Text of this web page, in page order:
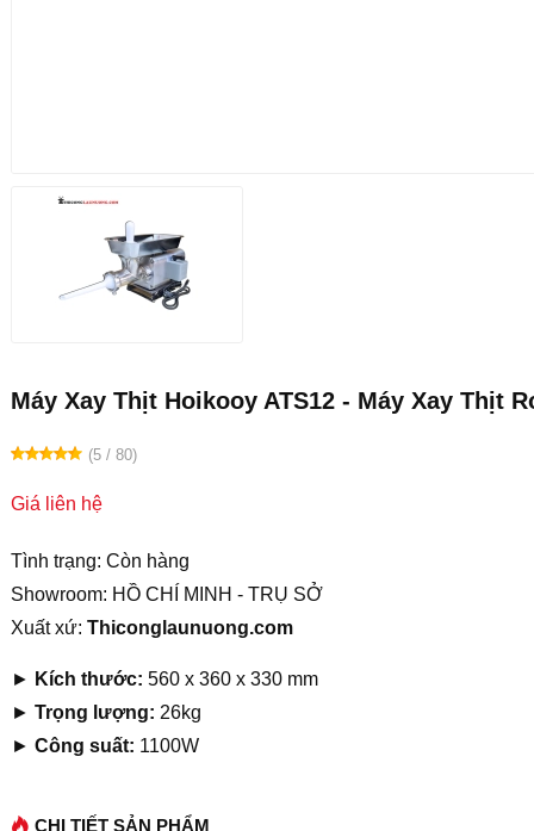
Máy Xay Thịt Hoikooy ATS12 - Máy Xay Thịt
(5 / 80)
Giá liên hệ
Tình trạng: Còn hàng
Showroom: HỒ CHÍ MINH - TRỤ SỞ
Xuất xứ: Thiconglaunuong.com
► Kích thước: 560 x 360 x 330 mm
► Trọng lượng: 26kg
► Công suất: 1100W
CHI TIẾT SẢN PHẨM